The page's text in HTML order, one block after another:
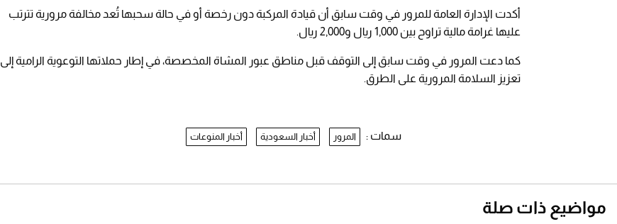
أكدت الإدارة العامة للمرور في وقت سابق أن قيادة المركبة دون رخصة أو في حالة سحبها تُعد مخالفة مرورية تترتب
عليها غرامة مالية تراوح بين 1,000 ريال و2,000 ريال.
كما دعت المرور في وقت سابق إلى التوقف قبل مناطق عبور المشاة المخصصة، في إطار حملاتها التوعوية الرامية إلى
تعزيز السلامة المرورية على الطرق.
سمات : المرور أخبار السعودية أخبار المنوعات
مواضيع ذات صلة